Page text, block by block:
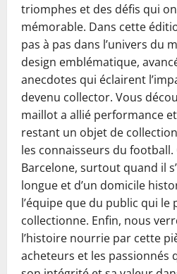
triomphes et des défis qui
mémorable. Dans cette
pas à pas dans l’univers du
design emblématique,
anecdotes qui éclairent
devenu collector. Vous
maillot a allié performance
restant un objet de
les connaisseurs du football.
Barcelone, surtout quand il
longue et d’un domicile
l’équipe que du public qui le
collectionne. Enfin, nous
l’histoire nourrie par cette
acheteurs et les passionnés